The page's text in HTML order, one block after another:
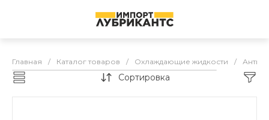
Главная / Каталог товаров / Охлаждающие жидкости /
Антифриз Sibiria
Сортировка